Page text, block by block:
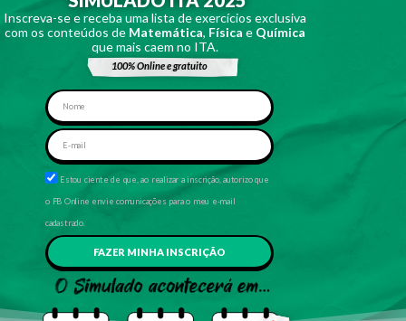
100% Online egratuito
Inscreva-seereceba uma lista de exercícios exclusiva
comos conteúdos de Matemática, Física e Química
quemais caem no ITA.
Estou ciente de que, ao realizar a inscrição, autorizo que
o FB Online envie comunicações para o meu e-mail
cadastrado.
FAZER MINHA INSCRIÇÃO